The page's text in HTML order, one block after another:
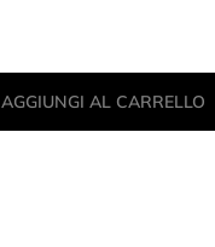
AGGIUNGI AL CARRELLO